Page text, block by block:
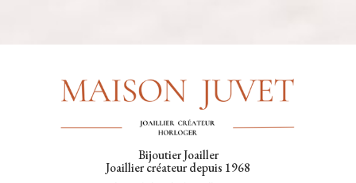
Bijoutier Joailler
Joaillier créateur depuis 1968